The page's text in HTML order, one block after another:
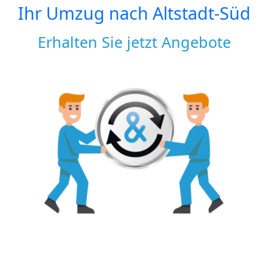
Ihr Umzug nach Altstadt-Süd
Erhalten Sie jetzt Angebote